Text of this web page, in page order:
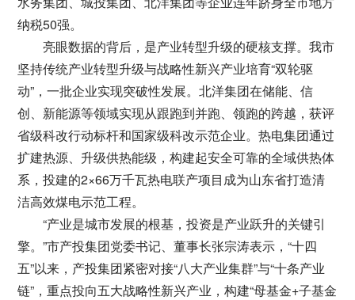
纳税50强。
亮眼数据的背后，是产业转型升级的硬核支撑。我市
坚持传统产业转型升级与战略性新兴产业培育“双轮驱
动”，一批企业实现突破性发展。北洋集团在储能、信
创、新能源等领域实现从跟跑到并跑、领跑的跨越，获评
省级科改行动标杆和国家级科改示范企业。热电集团通过
扩建热源、升级供热能级，构建起安全可靠的全域供热体
系，投建的2×66万千瓦热电联产项目成为山东省打造清
洁高效煤电示范工程。
“产业是城市发展的根基，投资是产业跃升的关键引
擎。”市产投集团党委书记、董事长张宗涛表示，“十四
五”以来，产投集团紧密对接“八大产业集群”与“十条产业
链”，重点投向五大战略性新兴产业，构建“母基金+子基金